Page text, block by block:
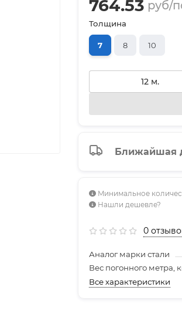
764.53 руб/
Толщина
7 8 10
Ближайшая
Минимальное
Нашли дешевле?
0
Аналог марки стали
Вес погонного метра,
Все характеристики